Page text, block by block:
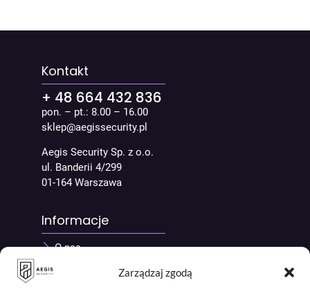
Zarządzaj zgodą
Kontakt
+ 48 664 432 836
pon. – pt.: 8.00 – 16.00
sklep@aegissecurity.pl
Aegis Security Sp. z o.o.
ul. Banderii 4/299
01-164 Warszawa
Informacje
O nas